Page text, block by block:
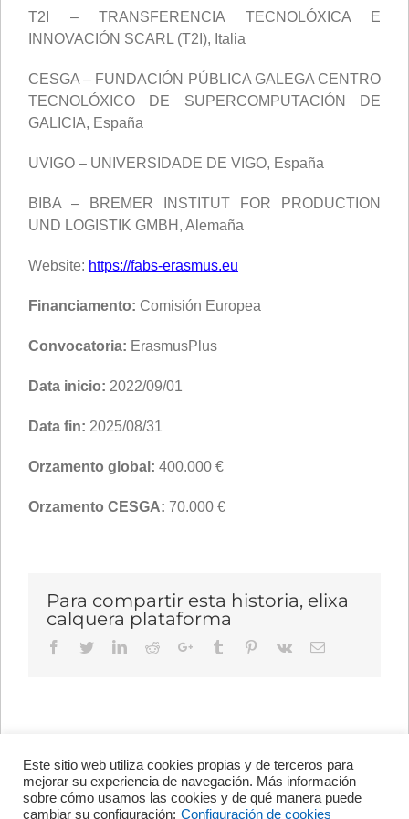
T2I – TRANSFERENCIA TECNOLÓXICA E
INNOVACIÓN SCARL (T2I), Italia
CESGA – FUNDACIÓN PÚBLICA GALEGA CENTRO
TECNOLÓXICO DE SUPERCOMPUTACIÓN DE
GALICIA, España
UVIGO – UNIVERSIDADE DE VIGO, España
BIBA – BREMER INSTITUT FOR PRODUCTION
UND LOGISTIK GMBH, Alemaña
Website: https://fabs-erasmus.eu
Financiamento: Comisión Europea
Convocatoria: ErasmusPlus
Data inicio: 2022/09/01
Data fin: 2025/08/31
Orzamento global: 400.000 €
Orzamento CESGA: 70.000 €
Para compartir esta historia, elixa
calquera plataforma
Facebook
TwitterLinkedIn
RedditGoogle+Tumblr Pinterest
Vk Email
Avenida de Vigo, s/n 15705
Santiago de Compostela, A
Coruña, España
Este sitio web utiliza cookies propias y de terceros para
mejorar su experiencia de navegación. Más información
sobre cómo usamos las cookies y de qué manera puede
cambiar su configuración: Configuración de cookies